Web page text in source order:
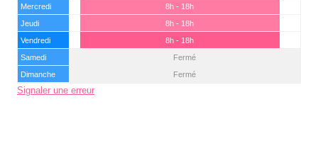
Mercredi
8h - 18h
Jeudi
8h - 18h
Vendredi
8h - 18h
Samedi
Fermé
Dimanche
Fermé
Signaler une erreur